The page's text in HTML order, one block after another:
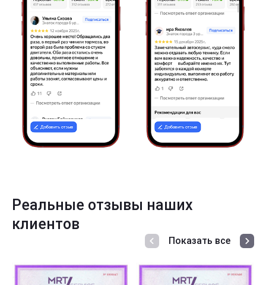
Реальные отзывы наших
клиентов
Показать все